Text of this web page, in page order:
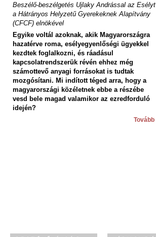
Beszélő-beszélgetés Ujlaky Andrással az Esélyt
a Hátrányos Helyzetű Gyerekeknek Alapítvány
(CFCF) elnökével
Egyike voltál azoknak, akik Magyarországra
hazatérve roma, esélyegyenlőségi ügyekkel
kezdtek foglalkozni, és ráadásul
kapcsolatrendszerük révén ehhez még
számottevő anyagi forrásokat is tudtak
mozgósítani. Mi indított téged arra, hogy a
magyarországi közéletnek ebbe a részébe
vesd bele magad valamikor az ezredforduló
idején?
Tovább